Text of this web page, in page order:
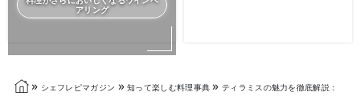
アリング
» シェフレピマガジン » 知って楽しむ料理事典 » ティラミスの魅力を徹底解説：